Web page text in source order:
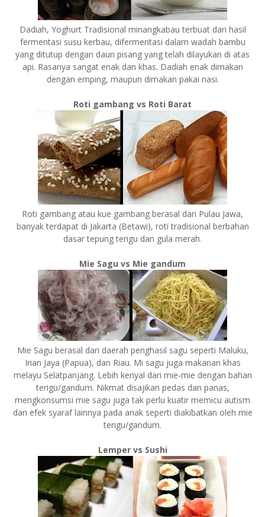
Dadiah, Yoghurt Tradisional minangkabau terbuat dari hasil
fermentasi susu kerbau, difermentasi dalam wadah bambu
yang ditutup dengan daun pisang yang telah dilayukan di atas
api. Rasanya sangat enak dan khas. Dadiah enak dimakan
dengan emping, maupun dimakan pakai nasi.
Roti gambang vs Roti Barat
Roti gambang atau kue gambang berasal dari Pulau Jawa,
banyak terdapat di Jakarta (Betawi), roti tradisional berbahan
dasar tepung terigu dan gula merah.
Mie Sagu vs Mie gandum
Mie Sagu berasal dari daerah penghasil sagu seperti Maluku,
Irian Jaya (Papua), dan Riau. Mi sagu juga makanan khas
melayu Selatpanjang. Lebih kenyal dari mie-mie dengan bahan
terigu/gandum. Nikmat disajikan pedas dan panas,
mengkonsumsi mie sagu juga tak perlu kuatir memicu autism
dan efek syaraf lainnya pada anak seperti diakibatkan oleh mie
terigu/gandum.
Lemper vs Sushi